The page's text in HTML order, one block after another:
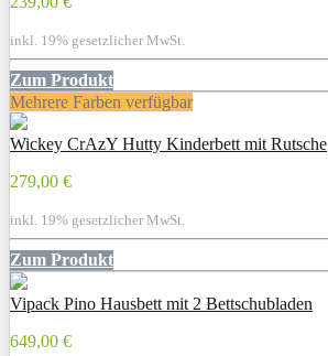
inkl. 19% gesetzlicher MwSt.
Zum Produkt
Mehrere Farben verfügbar
Wickey CrAzY Hutty Kinderbett mit Rutsche
279,00 €
inkl. 19% gesetzlicher MwSt.
Zum Produkt
Vipack Pino Hausbett mit 2 Bettschubladen
649,00 €